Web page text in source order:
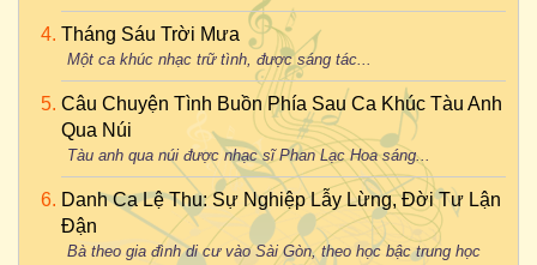
Tháng Sáu Trời Mưa
Một ca khúc nhạc trữ tình, được sáng tác...
Câu Chuyện Tình Buồn Phía Sau Ca Khúc Tàu Anh
Qua Núi
Tàu anh qua núi được nhạc sĩ Phan Lạc Hoa sáng...
Danh Ca Lệ Thu: Sự Nghiệp Lẫy Lừng, Đời Tư Lận
Đận
Bà theo gia đình di cư vào Sài Gòn, theo học bậc trung học